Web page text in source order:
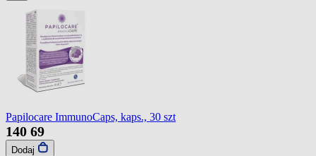
Papilocare ImmunoCaps, kaps., 30 szt
140 69
Dodaj